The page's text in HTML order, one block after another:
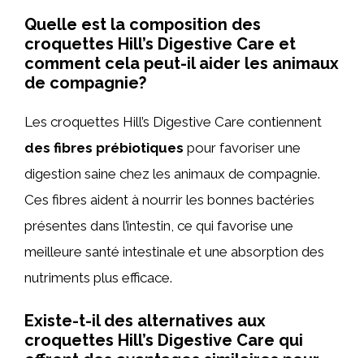
Quelle est la composition des
croquettes Hill’s Digestive Care et
comment cela peut-il aider les animaux
de compagnie?
Les croquettes Hill’s Digestive Care contiennent
des fibres prébiotiques pour favoriser une
digestion saine chez les animaux de compagnie.
Ces fibres aident à nourrir les bonnes bactéries
présentes dans l’intestin, ce qui favorise une
meilleure santé intestinale et une absorption des
nutriments plus efficace.
Existe-t-il des alternatives aux
croquettes Hill’s Digestive Care qui